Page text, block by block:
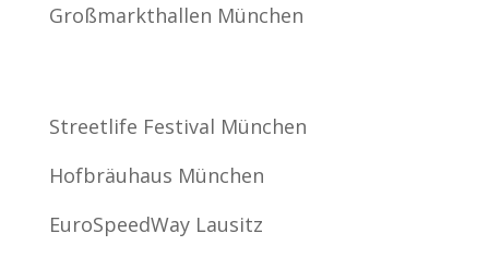
Großmarkthallen München
Streetlife Festival München
Hofbräuhaus München
EuroSpeedWay Lausitz